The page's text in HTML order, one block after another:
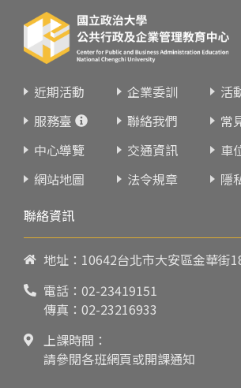
近期活動 企業委訓
活
服務臺
聯絡我們
常
中心導覽
交通資訊
車
網站地圖
法令規章
隱
聯絡資訊
地址：10642台北市大安區金華街
電話： 02-23419151
傳真：02-23216933
上課時間：
請參閱各班網頁或開課通知